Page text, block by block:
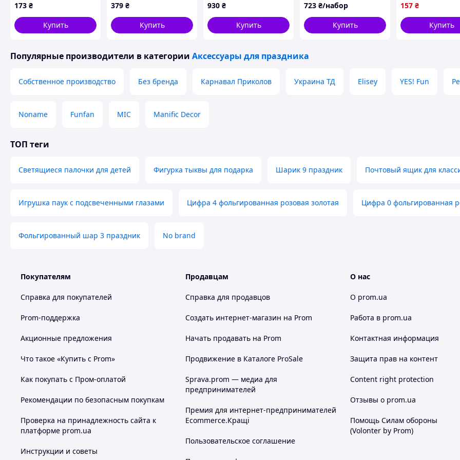
173 ₴
Купить
379 ₴
Купить
930 ₴
Купить
723 ₴/набор
Купить
157 ₴
Купить
Популярные производители в категории Аксессуары для праздника
Собственное производство Без бренда Карнавал Приколов Украина ТД Elisey YES! Fun
Noname Funfan MIC Manific Decor
ТОП теги
Светящиеся палочки для детей Фигурка тыквы для подарка Шарик 9 праздник Почтовый ящик для
Игрушка паук с подсвеченными глазами Цифра 4 фольгированная розовая золотая Цифра 0 фольгированная
Фольгированный шар 3 праздник No brand
Покупателям
Справка для покупателей
Prom-поддержка
Акционные предложения
Что такое «Купить с Prom»
Как покупать с Пром-оплатой
Рекомендации по безопасным покупкам
Проверка на принадлежность сайта к
платформе prom.ua
Инструкции и советы
Продавцам
Справка для продавцов
Создать интернет-магазин на Prom
Начать продавать на Prom
Продвижение в Каталоге ProSale
Sprava.prom — медиа для
предпринимателей
Премия для интернет-предпринимателей
Ecommerce.Кращі
Пользовательское соглашение
О нас
О prom.ua
Работа в prom.ua
Контактная информация
Защита прав на контент
Content right protection
Отзывы о prom.ua
Помощь Силам обороны
(Volonter by Prom)